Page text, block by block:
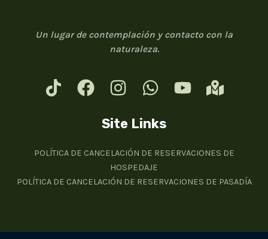
Un lugar de contemplación y contacto con la
naturaleza.
Site Links
POLÍTICA DE CANCELACIÓN DE RESERVACIONES DE
HOSPEDAJE
POLÍTICA DE CANCELACIÓN DE RESERVACIONES DE PASADÍA